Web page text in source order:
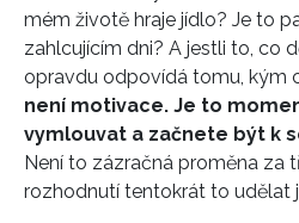
mém životě hraje jídlo? Je to
zahlcujícím dni? A jestli to, co
opravdu odpovídá tomu, kým
není motivace. Je to
vymlouvat a začnete být k
Není to zázračná proměna za
rozhodnutí tentokrát to udělat